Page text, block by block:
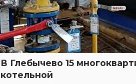
В Глебычево 15
котельной